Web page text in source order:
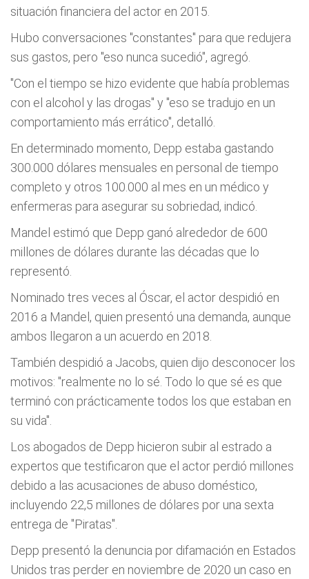
situación financiera del actor en 2015.
Hubo conversaciones "constantes" para que redujera
sus gastos, pero "eso nunca sucedió", agregó.
"Con el tiempo se hizo evidente que había problemas
con el alcohol y las drogas" y "eso se tradujo en un
comportamiento más errático", detalló.
En determinado momento, Depp estaba gastando
300.000 dólares mensuales en personal de tiempo
completo y otros 100.000 al mes en un médico y
enfermeras para asegurar su sobriedad, indicó.
Mandel estimó que Depp ganó alrededor de 600
millones de dólares durante las décadas que lo
representó.
Nominado tres veces al Óscar, el actor despidió en
2016 a Mandel, quien presentó una demanda, aunque
ambos llegaron a un acuerdo en 2018.
También despidió a Jacobs, quien dijo desconocer los
motivos: "realmente no lo sé. Todo lo que sé es que
terminó con prácticamente todos los que estaban en
su vida".
Los abogados de Depp hicieron subir al estrado a
expertos que testificaron que el actor perdió millones
debido a las acusaciones de abuso doméstico,
incluyendo 22,5 millones de dólares por una sexta
entrega de "Piratas".
Depp presentó la denuncia por difamación en Estados
Unidos tras perder en noviembre de 2020 un caso en